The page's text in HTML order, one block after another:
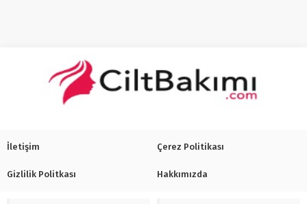
İletişim Çerez Politikası
Gizlilik Politkası Hakkımızda